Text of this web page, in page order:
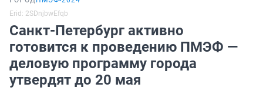
Erid: 2SDnjbwEfqb
Санкт-Петербург активно
готовится к проведению ПМЭФ —
деловую программу города
утвердят до 20 мая